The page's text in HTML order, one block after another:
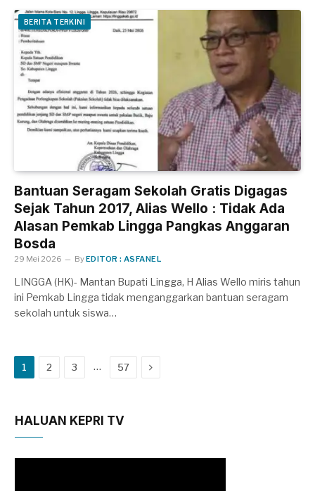
BERITA TERKINI
Bantuan Seragam Sekolah Gratis Digagas
Sejak Tahun 2017, Alias Wello : Tidak Ada
Alasan Pemkab Lingga Pangkas Anggaran
Bosda
29 Mei 2026 ByEDITOR : ASFANEL
LINGGA (HK)- Mantan Bupati Lingga, H Alias Wello miris tahun
ini Pemkab Lingga tidak menganggarkan bantuan seragam
sekolah untuk siswa…
1 2 3 … 57 Next
HALUAN KEPRI TV